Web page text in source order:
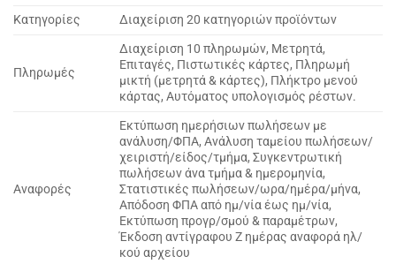
Κατηγορίες
Διαχείριση 20 κατηγοριών προϊόντων
Πληρωμές
Διαχείριση 10 πληρωμών, Μετρητά,
Επιταγές, Πιστωτικές κάρτες, Πληρωμή
μικτή (μετρητά & κάρτες), Πλήκτρο μενού
κάρτας, Αυτόματος υπολογισμός ρέστων.
Αναφορές
Εκτύπωση ημερήσιων πωλήσεων με
ανάλυση/ΦΠΑ, Ανάλυση ταμείου πωλήσεων/
χειριστή/είδος/τμήμα, Συγκεντρωτική
πωλήσεων άνα τμήμα & ημερομηνία,
Στατιστικές πωλήσεων/ωρα/ημέρα/μήνα,
Απόδοση ΦΠΑ από ημ/νία έως ημ/νία,
Εκτύπωση προγρ/σμού & παραμέτρων,
Έκδοση αντίγραφου Ζ ημέρας αναφορά ηλ/
κού αρχείου